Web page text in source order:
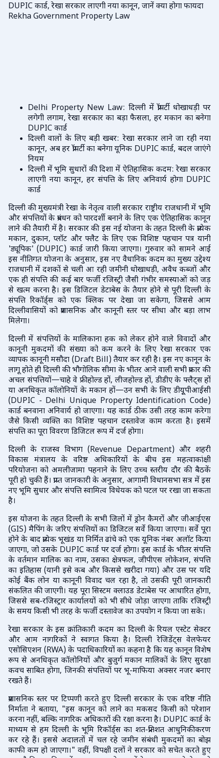
Rekha Government Property Law
Delhi Property New Law: दिल्ली में प्रॉपर्टी धोखाधड़ी पर
लगेगी लगाम, रेखा सरकार का बड़ा फैसला, हर मकान का बनेगा
DUPIC कार्ड
दिल्ली वालों के लिए बड़ी खबर: रेखा सरकार लाने जा रही नया
कानून, अब हर प्रॉपर्टी का बनेगा यूनिक DUPIC कार्ड, बदल जाएंगे
नियम
दिल्ली में भूमि सुधारों की दिशा में ऐतिहासिक कदम: रेखा सरकार
लाएगी नया कानून, हर संपत्ति के लिए अनिवार्य होगा DUPIC
कार्ड
दिल्ली की मुख्यमंत्री रेखा के नेतृत्व वाली सरकार राष्ट्रीय राजधानी में भूमि
और संपत्तियों के प्रबंधन को पारदर्शी बनाने के लिए एक ऐतिहासिक कानून
लाने की तैयारी में है। सरकार की इस नई योजना के तहत दिल्ली के प्रत्येक
मकान, दुकान, प्लॉट और फ्लैट के लिए एक विशिष्ट पहचान पत्र यानी
'ड्यूपिक' (DUPIC) कार्ड जारी किया जाएगा। गुरुवार को सामने आई
इस नीतिगत योजना के अनुसार, इस नए वैधानिक कदम का मुख्य उद्देश्य
राजधानी में दशकों से चली आ रही जमीनी धोखाधड़ी, अवैध कब्जों और
एक ही संपत्ति की कई बार फर्जी रजिस्ट्री जैसी गंभीर समस्याओं को जड़
से खत्म करना है। इस डिजिटल डेटाबेस के तैयार होने से पूरी दिल्ली के
संपत्ति रिकॉर्ड्स को एक क्लिक पर देखा जा सकेगा, जिससे आम
दिल्लीवासियों को प्रशासनिक और कानूनी स्तर पर सीधा और बड़ा लाभ
मिलेगा।
दिल्ली में संपत्तियों के मालिकाना हक को लेकर होने वाले विवादों और
कानूनी मुकदमों की संख्या को कम करने के लिए रेखा सरकार एक
व्यापक कानूनी मसौदा (Draft Bill) तैयार कर रही है। इस नए कानून के
लागू होते ही दिल्ली की भौगोलिक सीमा के भीतर आने वाली सभी प्रकार की
अचल संपत्तियों—चाहे वे फ्रीहोल्ड हों, लीजहोल्ड हों, डीडीए के फ्लैट्स हों
या अनधिकृत कॉलोनियों के मकान हों—उन सभी के लिए डीयूूपीआईसी
(DUPIC - Delhi Unique Property Identification Code)
कार्ड बनवाना अनिवार्य हो जाएगा। यह कार्ड ठीक उसी तरह काम करेगा
जैसे किसी व्यक्ति का विशिष्ट पहचान दस्तावेज काम करता है। इसमें
संपत्ति का पूरा विवरण डिजिटल रूप में दर्ज होगा।
दिल्ली के राजस्व विभाग (Revenue Department) और शहरी
विकास मंत्रालय के वरिष्ठ अधिकारियों के बीच इस महत्वाकांक्षी
परियोजना को अमलीजामा पहनाने के लिए उच्च स्तरीय दौर की बैठकें
पूरी हो चुकी हैं। प्राप्त जानकारी के अनुसार, आगामी विधानसभा सत्र में इस
नए भूमि सुधार और संपत्ति स्वामित्व विधेयक को पटल पर रखा जा सकता
है।
इस योजना के तहत दिल्ली के सभी जिलों में ड्रोन कैमरों और जीआईएस
(GIS) मैपिंग के जरिए संपत्तियों का डिजिटल सर्वे किया जाएगा। सर्वे पूरा
होने के बाद प्रत्येक भूखंड या निर्मित ढांचे को एक यूनिक नंबर अलॉट किया
जाएगा, जो उसके DUPIC कार्ड पर दर्ज होगा। इस कार्ड के भीतर संपत्ति
के वर्तमान मालिक का नाम, उसका क्षेत्रफल, जीपीएस लोकेशन, संपत्ति
का इतिहास (यानी इसे कब और किससे खरीदा गया) और उस पर यदि
कोई बैंक लोन या कानूनी विवाद चल रहा है, तो उसकी पूरी जानकारी
संकलित की जाएगी। यह पूरा सिस्टम क्लाउड डेटाबेस पर आधारित होगा,
जिससे सब-रजिस्ट्रार कार्यालयों को भी सीधे जोड़ा जाएगा ताकि रजिस्ट्री
के समय किसी भी तरह के फर्जी दस्तावेज का उपयोग न किया जा सके।
रेखा सरकार के इस क्रांतिकारी कदम का दिल्ली के रियल एस्टेट सेक्टर
और आम नागरिकों ने स्वागत किया है। दिल्ली रेजिडेंट्स वेलफेयर
एसोसिएशन (RWA) के पदाधिकारियों का कहना है कि यह कानून विशेष
रूप से अनधिकृत कॉलोनियों और बुजुर्ग मकान मालिकों के लिए सुरक्षा
कवच साबित होगा, जिनकी संपत्तियों पर भू-माफिया अक्सर नजर बनाए
रखते हैं।
प्रशासनिक स्तर पर टिप्पणी करते हुए दिल्ली सरकार के एक वरिष्ठ नीति
निर्माता ने बताया, "इस कानून को लाने का मकसद किसी को परेशान
करना नहीं, बल्कि नागरिक अधिकारों की रक्षा करना है। DUPIC कार्ड के
माध्यम से हम दिल्ली के भूमि रिकॉर्ड्स का शत-प्रतिशत आधुनिकीकरण
कर रहे हैं। इससे अदालतों में चल रहे जमीन संबंधी मुकदमों का बोझ
काफी कम हो जाएगा।" वहीं, विपक्षी दलों ने सरकार को सचेत करते हुए